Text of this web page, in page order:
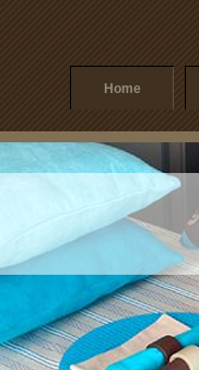
Home